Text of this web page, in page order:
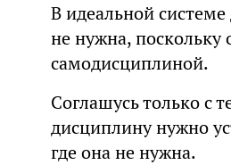
В идеальной
не нужна, поскольку
самодисциплиной.
Соглашусь только с
дисциплину нужно
где она не нужна.